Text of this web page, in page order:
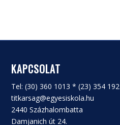
KAPCSOLAT
Tel: (30) 360 1013 * (23) 354 192
titkarsag@egyesiskola.hu
2440 Százhalombatta
Damjanich út 24.